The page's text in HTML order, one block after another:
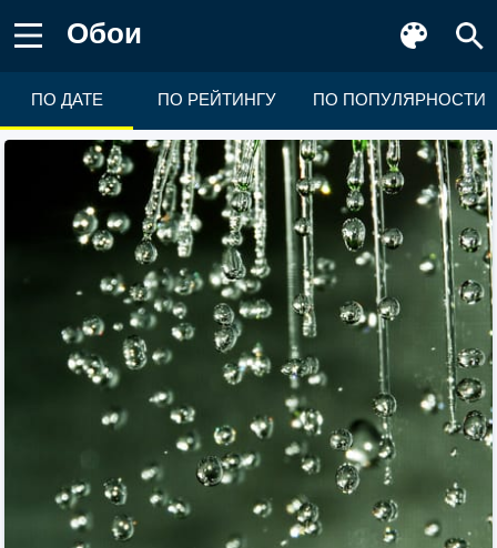
Обои
ПО ДАТЕ ПО РЕЙТИНГУ ПО ПОПУЛЯРНОСТИ